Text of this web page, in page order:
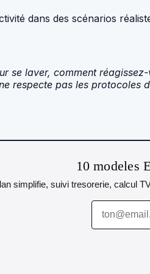
dans des scénarios
se laver, comment réagissez-
respecte pas les protocoles
10 modeles
simplifie, suivi tresorerie, calcul